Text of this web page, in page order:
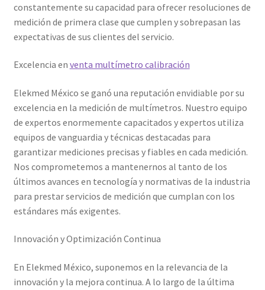
Calibración de Multímetros – Elekmed México
Medidor de tierras con certificado de calibración
Mi cuenta
Multímetro con certificado de calibración
Nuestra Misión en Elekmed México
Osciloscopio con certificado de calibración
constantemente su capacidad para ofrecer resoluciones de
medición de primera clase que cumplen y sobrepasan las
expectativas de sus clientes del servicio.
Excelencia en venta multímetro calibración
Elekmed México se ganó una reputación envidiable por su
excelencia en la medición de multímetros. Nuestro equipo
de expertos enormemente capacitados y expertos utiliza
equipos de vanguardia y técnicas destacadas para
garantizar mediciones precisas y fiables en cada medición.
Nos comprometemos a mantenernos al tanto de los
últimos avances en tecnología y normativas de la industria
para prestar servicios de medición que cumplan con los
estándares más exigentes.
Innovación y Optimización Continua
En Elekmed México, suponemos en la relevancia de la
innovación y la mejora continua. A lo largo de la última